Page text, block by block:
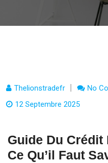
Thelionstradefr
No
12 Septembre 2025
Guide Du Crédit
Ce Qu’il Faut